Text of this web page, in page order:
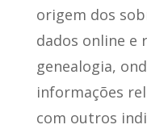
origem dos
dados online e
genealogia,
informações
com outros